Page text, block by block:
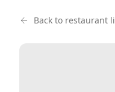
Back to restaurant